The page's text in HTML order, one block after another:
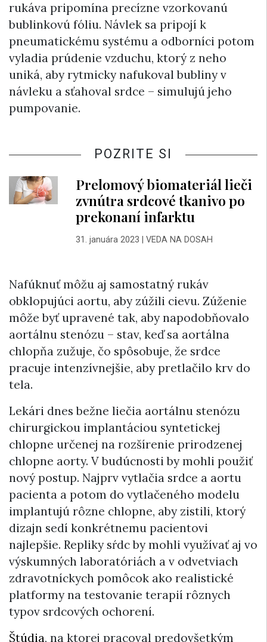
rukáva pripomína precízne vzorkovanú
bublinkovú fóliu. Návlek sa pripojí k
pneumatickému systému a odborníci potom
vyladia prúdenie vzduchu, ktorý z neho
uniká, aby rytmicky nafukoval bubliny v
návleku a sťahoval srdce – simulujú jeho
pumpovanie.
POZRITE SI
Prelomový biomateriál lieči
zvnútra srdcové tkanivo po
prekonaní infarktu
31. januára 2023 VEDA NA DOSAH
Nafúknuť môžu aj samostatný rukáv
obklopujúci aortu, aby zúžili cievu. Zúženie
môže byť upravené tak, aby napodobňovalo
aortálnu stenózu – stav, keď sa aortálna
chlopňa zužuje, čo spôsobuje, že srdce
pracuje intenzívnejšie, aby pretlačilo krv do
tela.
Lekári dnes bežne liečia aortálnu stenózu
chirurgickou implantáciou syntetickej
chlopne určenej na rozšírenie prirodzenej
chlopne aorty. V budúcnosti by mohli použiť
nový postup. Najprv vytlačia srdce a aortu
pacienta a potom do vytlačeného modelu
implantujú rôzne chlopne, aby zistili, ktorý
dizajn sedí konkrétnemu pacientovi
najlepšie. Repliky sŕdc by mohli využívať aj vo
výskumných laboratóriách a v odvetviach
zdravotníckych pomôcok ako realistické
platformy na testovanie terapií rôznych
typov srdcových ochorení.
Štúdia, na ktorej pracoval predovšetkým